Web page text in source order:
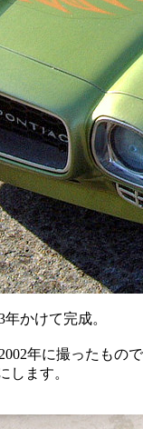
かけて完成。
年に撮ったもの
します。